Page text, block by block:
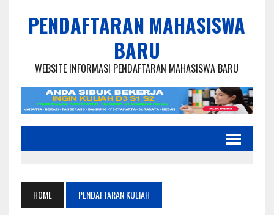
PENDAFTARAN MAHASISWA
BARU
WEBSITE INFORMASI PENDAFTARAN MAHASISWA BARU
HOME PENDAFTARAN KULIAH